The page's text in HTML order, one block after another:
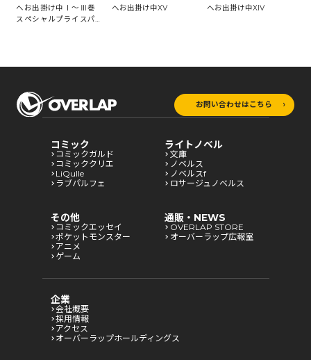
へお出掛け中Ⅰ～Ⅲ巻
スペシャルプライスパッ
へお出掛け中XV
へお出掛け中XIV
お問い合わせはこちら
コミック
コミックガルド
コミッククリエ
LiQulle
ラブパルフェ
ライトノベル
文庫
ノベルス
ノベルスf
ロサージュノベルス
その他
コミックエッセイ
ポケットモンスター
アニメ
ゲーム
通販・NEWS
OVERLAP STORE
オーバーラップ広報室
企業
会社概要
採用情報
アクセス
オーバーラップホールディングス